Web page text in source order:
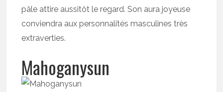
pâle attire aussitôt le regard. Son aura joyeuse
conviendra aux personnalités masculines très
extraverties.
Mahoganysun